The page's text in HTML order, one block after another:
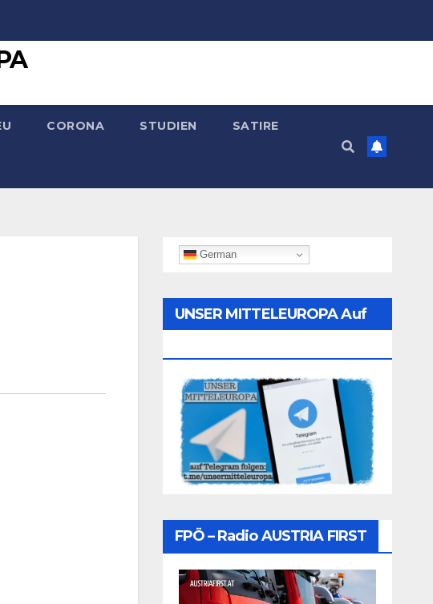
CORONA STUDIEN SATIRE
German
UNSER MITTELEUROPA Auf
FPÖ – Radio AUSTRIA FIRST